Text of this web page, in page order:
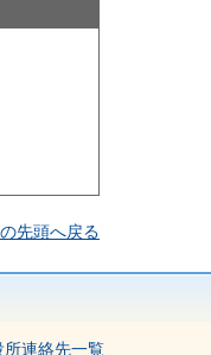
先頭へ戻る
所連絡先一覧